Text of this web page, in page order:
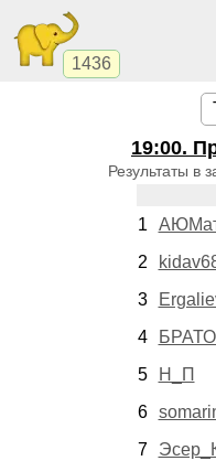
1436
19:00.
Результаты в
1
2
3
4
5
Н_П
6
7